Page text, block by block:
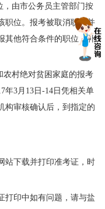
由市公务员主管部门按
职位。报考被取消职位并
其他符合条件的职位，补
村绝对贫困家庭的报考
年3月13日-14日凭相关单
构审核确认后，到指定的
下载并打印准考证，时
印中如有问题，请与盐